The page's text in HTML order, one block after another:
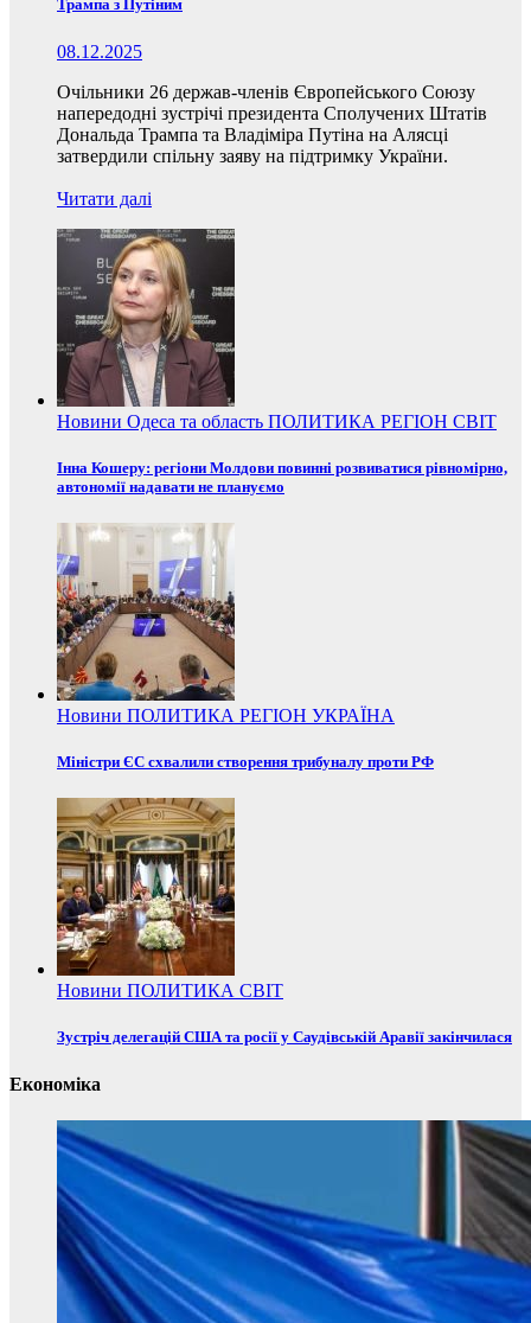
Трампа з Путіним
08.12.2025
Очільники 26 держав-членів Європейського Союзу
напередодні зустрічі президента Сполучених Штатів
Дональда Трампа та Владіміра Путіна на Алясці
затвердили спільну заяву на підтримку України.
Читати далі
Новини Одеса та область ПОЛИТИКА РЕГІОН СВІТ
Інна Кошеру: регіони Молдови повинні розвиватися рівномірно,
автономії надавати не плануємо
Новини ПОЛИТИКА РЕГІОН УКРАЇНА
Міністри ЄС схвалили створення трибуналу проти РФ
Новини ПОЛИТИКА СВІТ
Зустріч делегацій США та росії у Саудівській Аравії закінчилася
Економіка